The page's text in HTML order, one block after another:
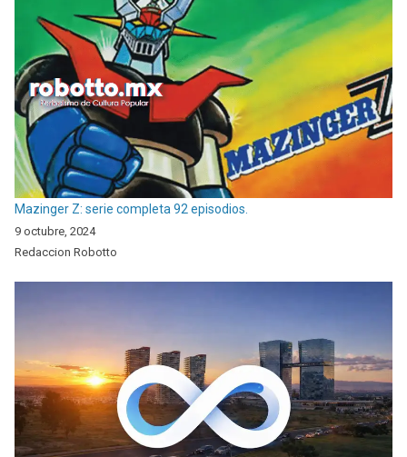
Mazinger Z: serie completa 92 episodios.
9 octubre, 2024
Redaccion Robotto